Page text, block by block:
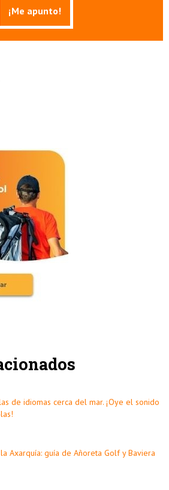
de idiomas cerca del mar. ¡Oye el sonido
Axarquía: guía de Añoreta Golf y Baviera